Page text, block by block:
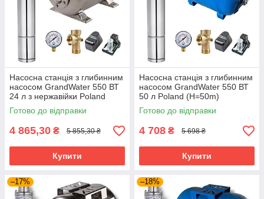
Насосна станція з глибинним
насосом GrandWater 550 ВТ
24 л з нержавійки Poland
(H=50m)
Готово до відправки
4 865,30 ₴ 5 855,30 ₴
Купити
Насосна станція з глибинним
насосом GrandWater 550 ВТ
50 л Poland (H=50m)
Готово до відправки
4 708 ₴ 5 698 ₴
Купити
–17% –18%